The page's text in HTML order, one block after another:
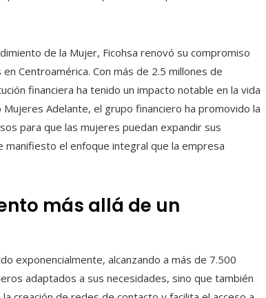
de la Mujer, Ficohsa renovó su compromiso
Centroamérica. Con más de 2.5 millones de
financiera ha tenido un impacto notable en la vida
Adelante, el grupo financiero ha promovido la
para que las mujeres puedan expandir sus
manifiesto el enfoque integral que la empresa
más allá de un
exponencialmente, alcanzando a más de 7.500
adaptados a sus necesidades, sino que también